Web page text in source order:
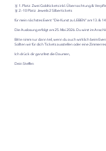
🥇 1. Platz: Zwei Goldtickets inkl. Übernachtung &
🥈 2.-10 Platz: Jeweils 2 Silbertickets
für mein nächstes Event "Die Kunst zu LEBEN" am 13. &
Die Auslosung erfolgt am 25. Mai 2026. Du wirst im
Bitte nimm nur dann teil, wenn du auch wirklich beim
Sollten wir für dich Tickets ausstellen oder eine
Ich drück dir ganz fest die Daumen,
Dein Steffen